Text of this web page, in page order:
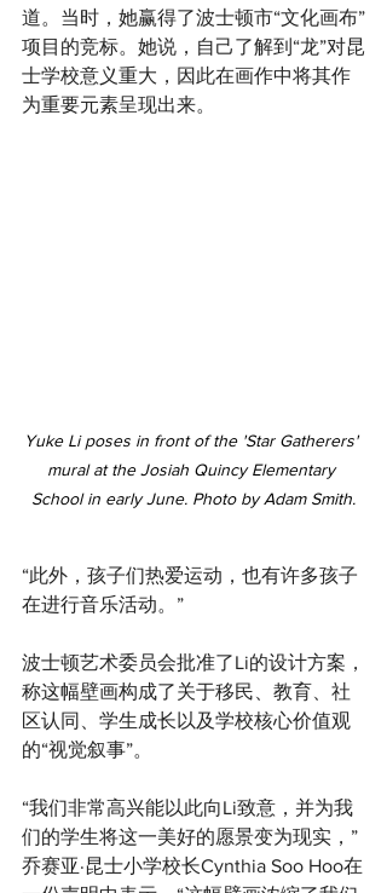
道。当时，她赢得了波士顿市“文化画布”
项目的竞标。她说，自己了解到“龙”对昆
士学校意义重大，因此在画作中将其作
为重要元素呈现出来。
Yuke Li poses in front of the 'Star Gatherers'
mural at the Josiah Quincy Elementary
School in early June. Photo by Adam Smith.
“此外，孩子们热爱运动，也有许多孩子
在进行音乐活动。”
波士顿艺术委员会批准了Li的设计方案，
称这幅壁画构成了关于移民、教育、社
区认同、学生成长以及学校核心价值观
的“视觉叙事”。
“我们非常高兴能以此向Li致意，并为我
们的学生将这一美好的愿景变为现实，”
乔赛亚·昆士小学校长Cynthia Soo Hoo在